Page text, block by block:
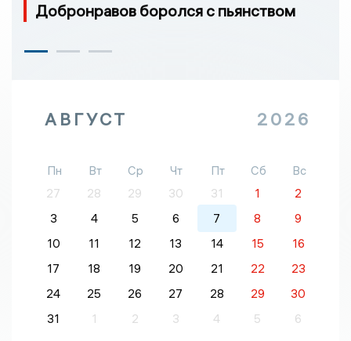
Добронравов боролся с пьянством
АВГУСТ 2026
Пн Вт Ср Чт Пт Сб
Вс
27
28 29 30 31 1
2
3
4 5 6 7 8
9
10
11 12 13 14 15
16
17
18 19 20 21 22
23
24
25 26 27 28 29
30
31
1 2 3 4 5 6